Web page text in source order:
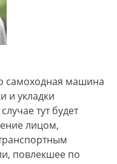
самоходная машина
и укладки
тут будет
лицом,
повлекшее по